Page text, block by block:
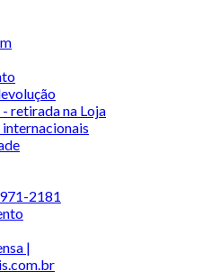
retirada na Loja
2181
|